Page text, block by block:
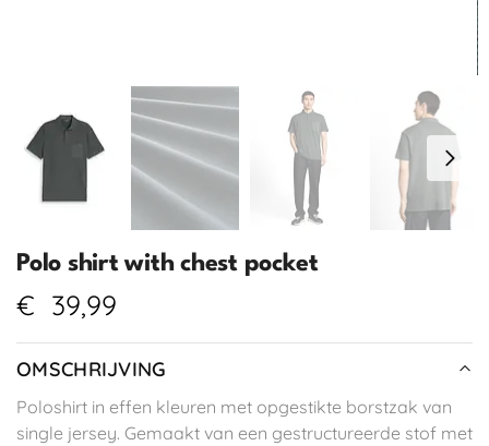
Polo shirt with chest pocket
€ 39,99
OMSCHRIJVING
Poloshirt in effen kleuren met opgestikte borstzak van
single jersey. Gemaakt van een gestructureerde stof met